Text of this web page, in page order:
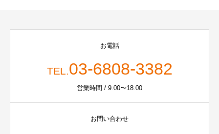
お電話
TEL.03-6808-3382
営業時間 / 9:00〜18:00
お問い合わせ